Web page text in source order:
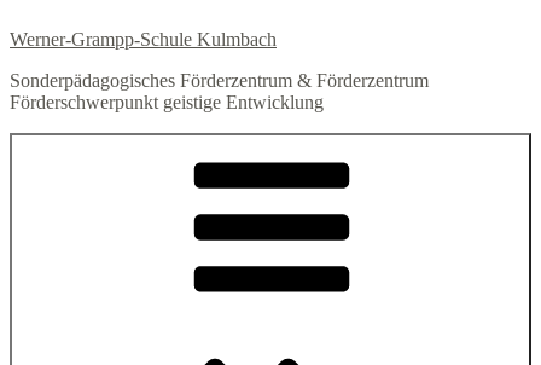
Inhalt
Werner-Grampp-Schule Kulmbach
Sonderpädagogisches Förderzentrum & Förderzentrum
Förderschwerpunkt geistige Entwicklung